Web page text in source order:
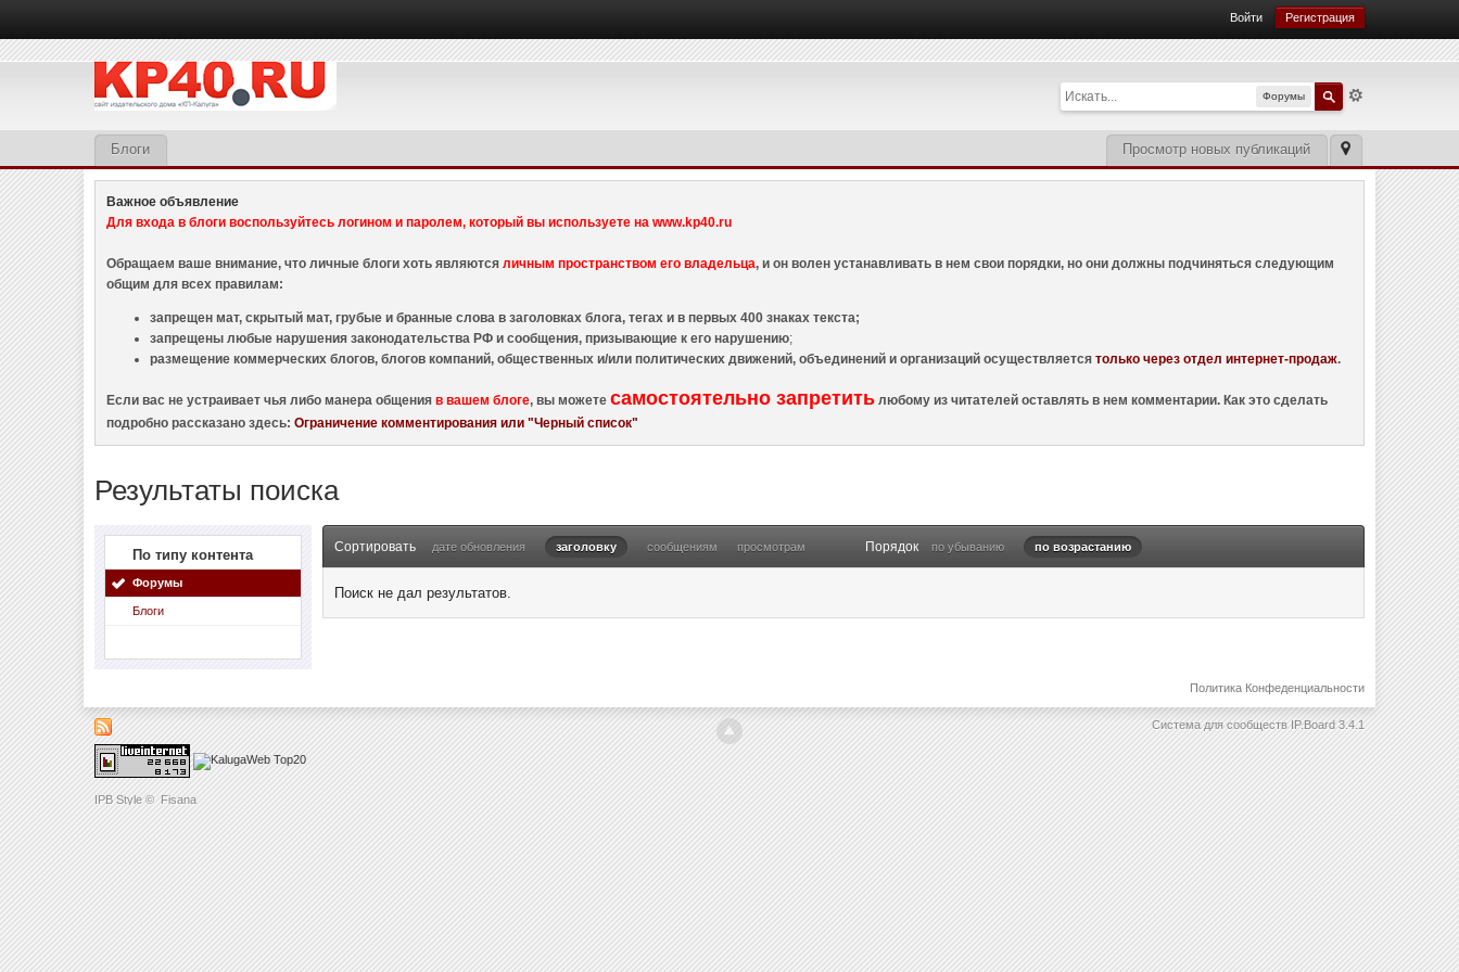
IPB Style © Fisana
Войти Регистрация
Форумы
Просмотр новых публикаций
Блоги
Важное объявление
Для входа в блоги воспользуйтесь логином и паролем, который вы используете на www.kp40.ru
Обращаем ваше внимание, что личные блоги хоть являютсяличным пространством его владельца, и он волен устанавливать в нем свои порядки, но они должны подчиняться следующим
общим для всех правилам:
запрещен мат, скрытый мат, грубые и бранные слова в заголовках блога, тегах и в первых 400 знаках текста;
запрещены любые нарушения законодательства РФ и сообщения, призывающие к его нарушению;
размещение коммерческих блогов, блогов компаний, общественных и/или политических движений, объединений и организаций осуществляетсятолько через отдел интернет-продаж.
Если вас не устраивает чья либо манера общенияв вашем блоге, вы можетесамостоятельно запретить любому из читателей оставлять в нем комментарии. Как это сделать
подробно рассказано здесь:Ограничение комментирования или "Черный список"
Результаты поиска
По типу контента
Форумы
Блоги
Сортировать дате обновления заголовку сообщениям просмотрам Порядок по убыванию по возрастанию
Поиск не дал результатов.
Политика Конфеденциальности
Система для сообществ IP.Board 3.4.1